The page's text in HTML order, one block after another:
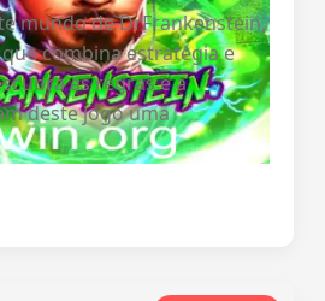
mundo de DrFrankenstein,
combina estratégia e
as regras e a
deste jogo uma